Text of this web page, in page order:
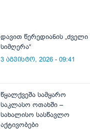
დავით წერედიანის „ძველი
სიმღერა“
3 აგვისტო, 2026 - 09:41
წყალქვეშა სამყარო
საკლასო ოთახში –
სახალისო სასწავლო
აქტივობები